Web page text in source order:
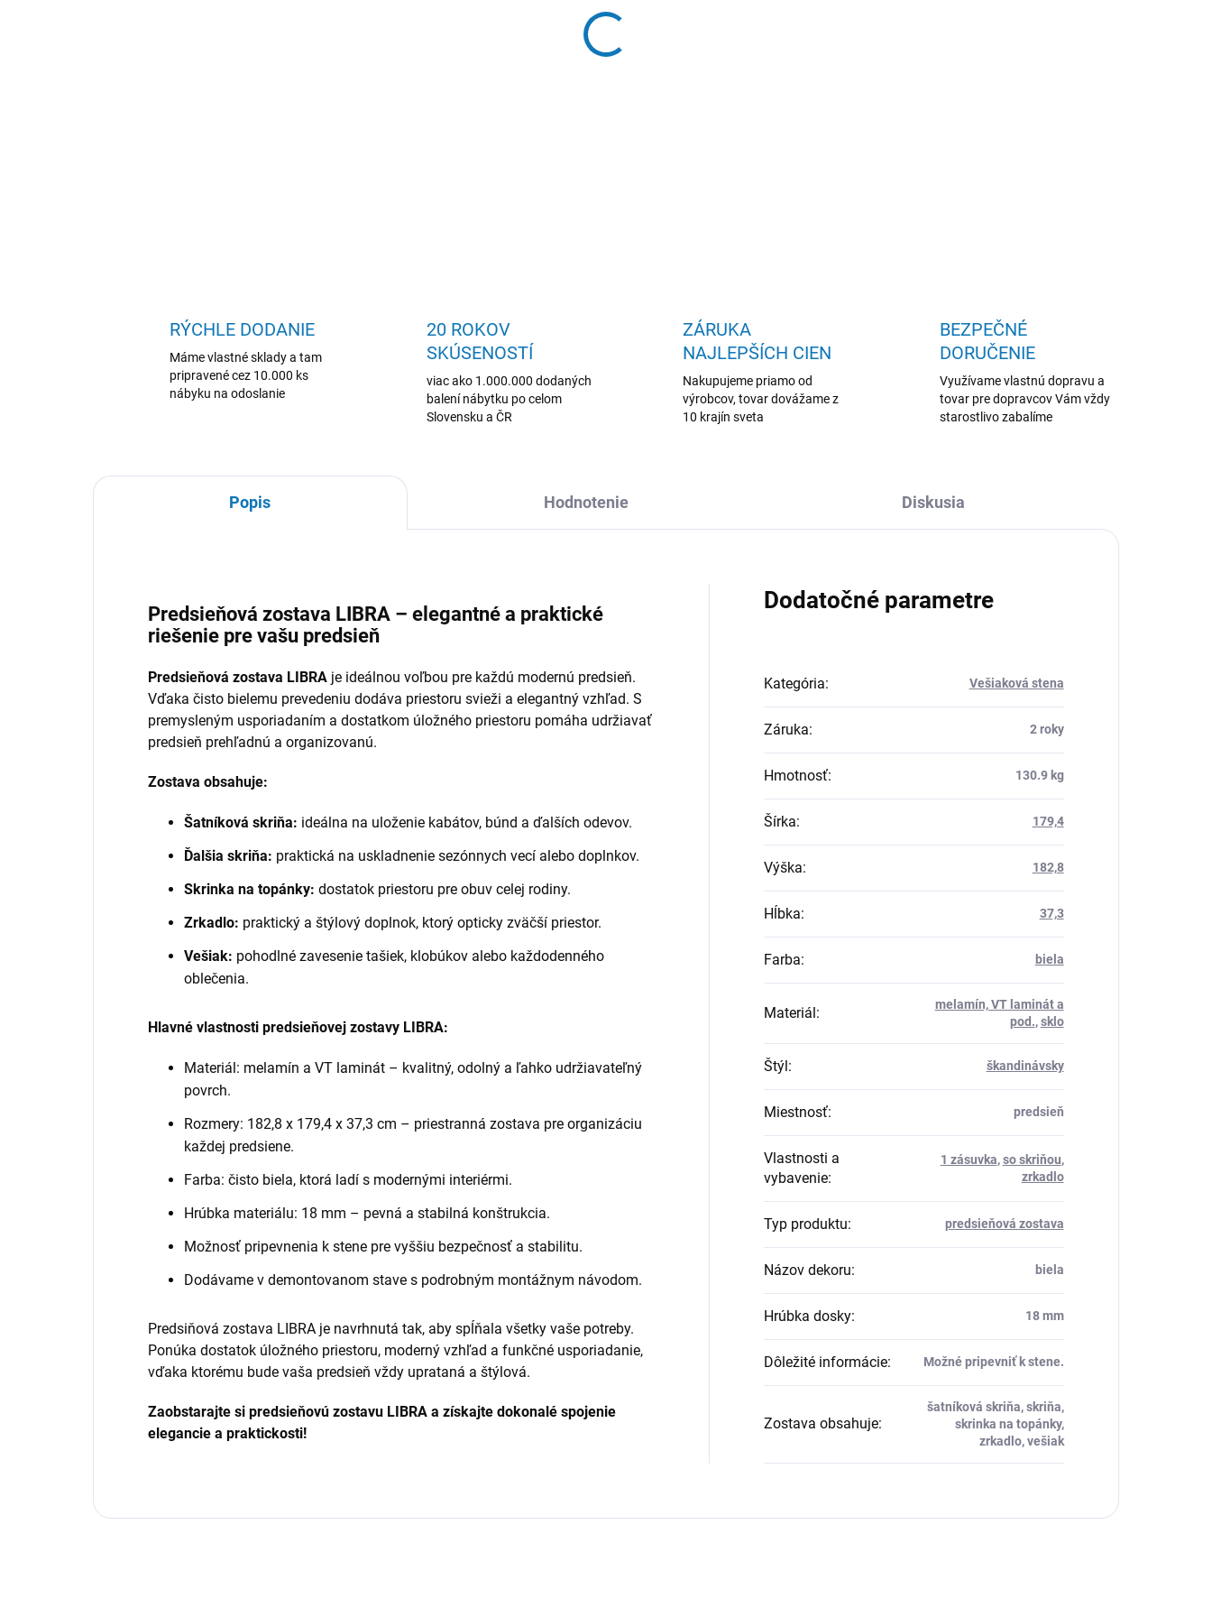
RÝCHLE DODANIE
Máme vlastné sklady a tam
pripravené cez 10.000 ks
nábyku na odoslanie
20 ROKOV
SKÚSENOSTÍ
viac ako 1.000.000 dodaných
balení nábytku po celom
Slovensku a ČR
ZÁRUKA
NAJLEPŠÍCH CIEN
Nakupujeme priamo od
výrobcov, tovar dovážame z
10 krajín sveta
BEZPEČNÉ
DORUČENIE
Využívame vlastnú dopravu a
tovar pre dopravcov Vám vždy
starostlivo zabalíme
Popis Hodnotenie Diskusia
Predsieňová zostava LIBRA – elegantné a praktické
riešenie pre vašu predsieň
Predsieňová zostava LIBRA je ideálnou voľbou pre každú modernú predsieň.
Vďaka čisto bielemu prevedeniu dodáva priestoru svieži a elegantný vzhľad. S
premysleným usporiadaním a dostatkom úložného priestoru pomáha udržiavať
predsieň prehľadnú a organizovanú.
Zostava obsahuje:
Šatníková skriňa: ideálna na uloženie kabátov, búnd a ďalších odevov.
Ďalšia skriňa: praktická na uskladnenie sezónnych vecí alebo doplnkov.
Skrinka na topánky: dostatok priestoru pre obuv celej rodiny.
Zrkadlo: praktický a štýlový doplnok, ktorý opticky zväčší priestor.
Vešiak: pohodlné zavesenie tašiek, klobúkov alebo každodenného
oblečenia.
Hlavné vlastnosti predsieňovej zostavy LIBRA:
Materiál: melamín a VT laminát – kvalitný, odolný a ľahko udržiavateľný
povrch.
Rozmery: 182,8 x 179,4 x 37,3 cm – priestranná zostava pre organizáciu
každej predsiene.
Farba: čisto biela, ktorá ladí s modernými interiérmi.
Hrúbka materiálu: 18 mm – pevná a stabilná konštrukcia.
Možnosť pripevnenia k stene pre vyššiu bezpečnosť a stabilitu.
Dodávame v demontovanom stave s podrobným montážnym návodom.
Predsiňová zostava LIBRA je navrhnutá tak, aby spĺňala všetky vaše potreby.
Ponúka dostatok úložného priestoru, moderný vzhľad a funkčné usporiadanie,
vďaka ktorému bude vaša predsieň vždy uprataná a štýlová.
Zaobstarajte si predsieňovú zostavu LIBRA a získajte dokonalé spojenie
elegancie a praktickosti!
Dodatočné parametre
Kategória: Vešiaková stena
Záruka: 2 roky
Hmotnosť: 130.9 kg
Šírka: 179,4
Výška: 182,8
Hĺbka: 37,3
Farba: biela
Materiál :
melamín, VT laminát a
pod.,sklo
Štýl : škandinávsky
Miestnosť: predsieň
Vlastnosti a
vybavenie:
1 zásuvka,so skriňou,
zrkadlo
Typ produktu: predsieňová zostava
Názov dekoru: biela
Hrúbka dosky: 18 mm
Dôležité informácie: Možné pripevniť k stene.
Zostava obsahuje:
šatníková skriňa, skriňa,
skrinka na topánky,
zrkadlo, vešiak